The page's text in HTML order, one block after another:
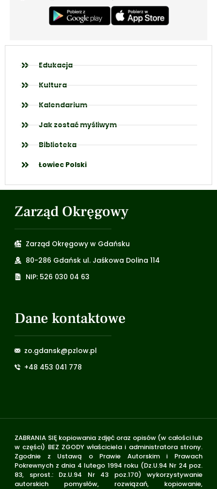
Edukacja
Kultura
Kalendarium
Jak zostać myśliwym
Biblioteka
Łowiec Polski
Zarząd Okręgowy
Zarząd Okręgowy w Gdańsku
80-286 Gdańsk ul. Jaśkowa Dolina 114
NIP: 526 030 04 63
Dane kontaktowe
zo.gdansk@pzlow.pl
+48 453 041 778
ZABRANIA SIĘ kopiowania zdjęć oraz opisów (w całości lub
w części) BEZ ZGODY właściciela i administratora strony.
Zgodnie z Ustawą o Prawie Autorskim i Prawach
Pokrewnych z dnia 4 lutego 1994 roku (Dz.U.94 Nr 24 poz.
83, sprost.: Dz.U.94 Nr 43 poz.170) wykorzystywanie
autorskich pomysłów, rozwiązań, kopiowanie,